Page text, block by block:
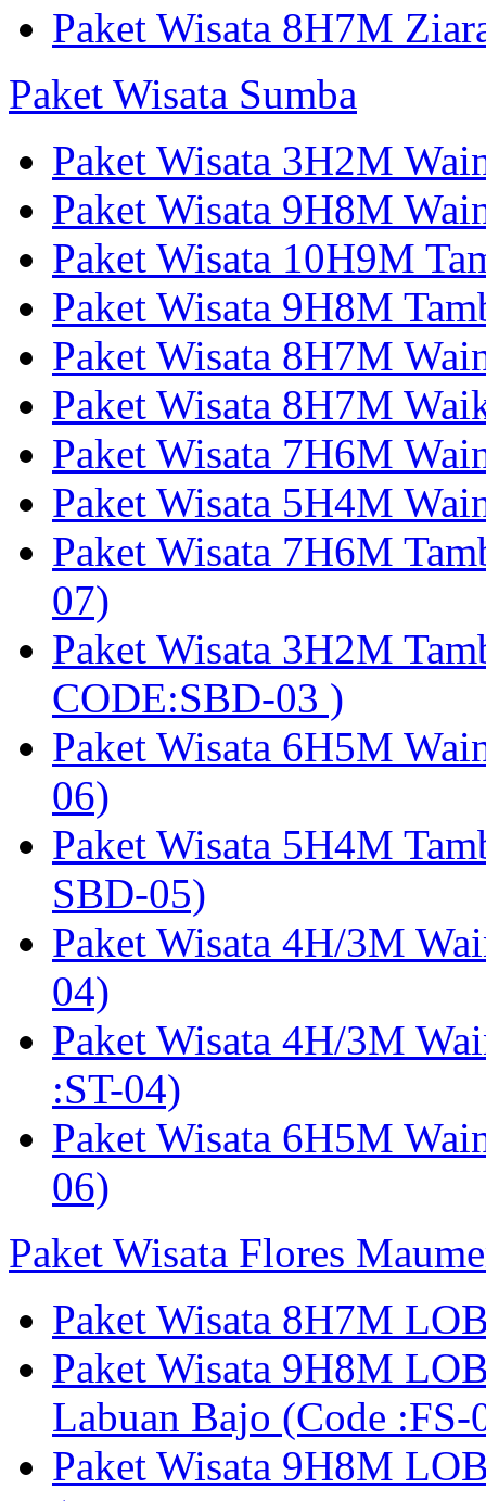
Paket Wisata 8H7M
Paket Wisata Sumba
Paket Wisata 3H2M
Paket Wisata 9H8M
Paket Wisata 10H9M
Paket Wisata 9H8M
Paket Wisata 8H7M
Paket Wisata 8H7M
Paket Wisata 7H6M
Paket Wisata 5H4M
Paket Wisata 7H6M
07)
Paket Wisata 3H2M
CODE:SBD-03 )
Paket Wisata 6H5M
06)
Paket Wisata 5H4M
SBD-05)
Paket Wisata 4H/3M
04)
Paket Wisata 4H/3M
:ST-04)
Paket Wisata 6H5M
06)
Paket Wisata Flores
Paket Wisata 8H7M
Paket Wisata 9H8M
Labuan Bajo (Code
Paket Wisata 9H8M